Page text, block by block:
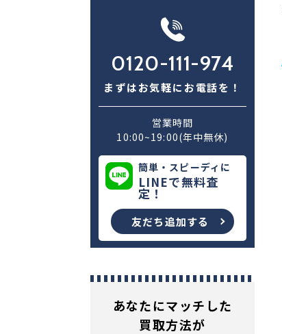
0120-111-974
まずはお気軽にお電話を！
営業時間
10:00~19:00(年中無休)
簡単・スピーディに
LINEで無料査
定！
友だち追加する
あなたにマッチした
買取方法が